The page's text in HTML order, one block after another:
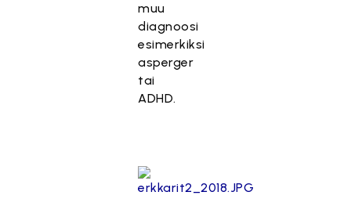
muu
diagnoosi
esimerkiksi
asperger
tai
ADHD.